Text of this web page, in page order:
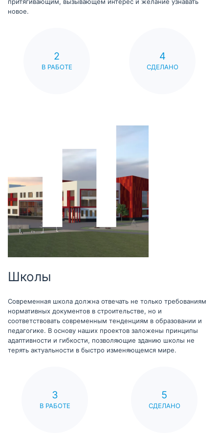
притягивающим, вызывающем интерес и желание узнавать
новое.
2
В РАБОТЕ
4
СДЕЛАНО
Школы
Современная школа должна отвечать не только требованиям
нормативных документов в строительстве, но и
соответствовать современным тенденциям в образовании и
педагогике. В основу наших проектов заложены принципы
адаптивности и гибкости, позволяющие зданию школы не
терять актуальности в быстро изменяющемся мире.
3
В РАБОТЕ
5
СДЕЛАНО